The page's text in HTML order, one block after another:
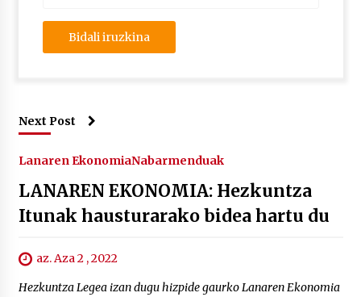
Next Post
Lanaren EkonomiaNabarmenduak
LANAREN EKONOMIA: Hezkuntza
Itunak hausturarako bidea hartu du
az. Aza 2 , 2022
Hezkuntza Legea izan dugu hizpide gaurko Lanaren Ekonomia